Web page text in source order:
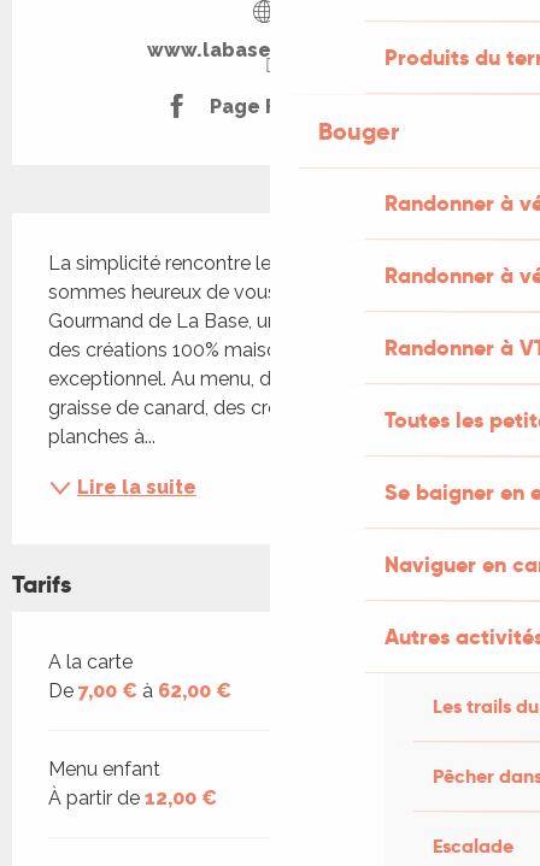
Produits du
Bouger
Randonner à
Randonner à
Randonner à
Toutes les
Se baigner en
Naviguer en
Autres
Les trails
Pêcher
Escalade
www.labase-nautique.fr
Page Facebook
La simplicité rencontre le goût authentique. Nous
sommes heureux de vous accueillir dans l’Espace
Gourmand de La Base, une invitation à savourer
des créations 100% maison dans un cadre naturel
exceptionnel. Au menu, des frites maison à la
graisse de canard, des croques gourmands, des
planches à...
Lire la suite
Tarifs
Tarifs 2026
A la carte
De 7,00 € à 62,00 €
Menu enfant
À partir de 12,00 €